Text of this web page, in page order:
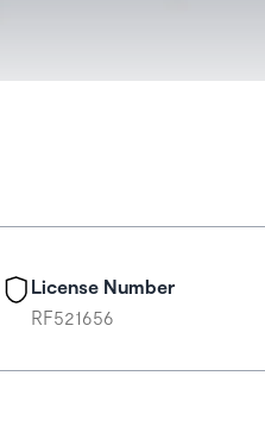
License Number
RF521656